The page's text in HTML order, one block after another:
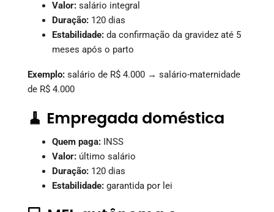
Valor: salário integral
Duração: 120 dias
Estabilidade: da confirmação da gravidez até 5
meses após o parto
Exemplo: salário de R$ 4.000 → salário-maternidade
de R$ 4.000
🧹 Empregada doméstica
Quem paga: INSS
Valor: último salário
Duração: 120 dias
Estabilidade: garantida por lei